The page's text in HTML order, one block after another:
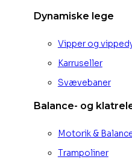
Dynamiske lege
Vipper og
Karruseller
Svævebaner
Balance- og
Motorik &
Trampoliner